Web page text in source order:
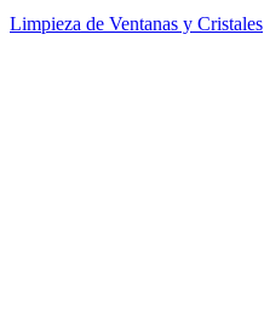
Limpieza de Ventanas y Cristales